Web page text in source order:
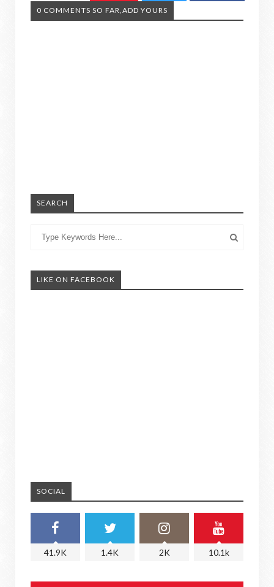
0 COMMENTS SO FAR,ADD YOURS
SEARCH
LIKE ON FACEBOOK
SOCIAL
41.9K 1.4K 2K 10.1k